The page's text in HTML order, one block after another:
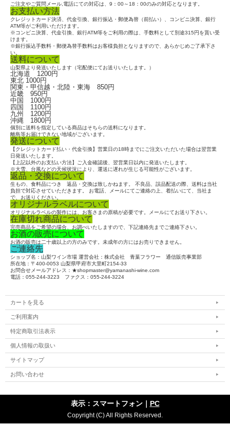
ご注文やご質問メール,電話にての対応は、9：00～18：00のみの対応となります。
お支払い方法
クレジットカード決済、代金引換、銀行振込・郵便為替（前払い）、コンビニ決算、銀行
ATM等がご利用いただけます。
※コンビニ決算、代金引換、銀行ATM等をご利用の際は、手数料として別途315円を貰い受
けます。
※銀行振込手数料・郵便為替手数料はお客様負担となりますので、あらかじめご了承下さ
い。
送料について
山梨県より発送いたします（宅配便にてお送りいたします。）
北海道 1200円
東北 1000円
関東・甲信越・北陸・東海 850円
近畿 950円
中国 1000円
四国 1100円
九州 1200円
沖縄 1800円
個別に送料を指定している商品はそちらの送料になります。
離島等お届けできない地域がございます。
発送について
【クレジットカード払い・代金引換】営業日の18時までにご注文いただいた場合は翌営業
日発送いたします。
【上記以外のお支払い方法】ご入金確認後、翌営業日以内に発送いたします。
※大雪、台風などの天候状況により、運送に遅れが生じる可能性がございます。
返品・交換について
生もの、食料品につき 返品・交換は致しかねます。 不良品、誤品配送の際、送料は当社
負担で対応させていただきます。 お電話、メールにてご連絡の上、着払いにて、当社ま
で、お送りください。
オリジナルラベルについて
オリジナルラベルの製作には、お客さまの原稿が必要です。メールにてお送り下さい。
在庫切れ商品について
完売商品をご希望の場合、お調べいたしますので、下記連絡先までご連絡下さい。
お酒の販売について
お酒の販売は二十歳以上の方のみです。未成年の方にはお売りできません。
ご連絡先
ショップ名：山梨ワイン市場 運営会社：株式会社 青葉フラワー 通信販売事業部
所在地：〒400-0053 山梨県甲府市大里町2154-33
お問合せメールアドレス：★shopmaster@yamanashi-wine.com
電話：055-244-3223 ファクス：055-244-3224
カートを見る
ご利用案内
特定商取引法表示
個人情報の取扱い
サイトマップ
お問い合わせ
表示：スマートフォン｜ PC
Copyright (C) All Rights Reserved.